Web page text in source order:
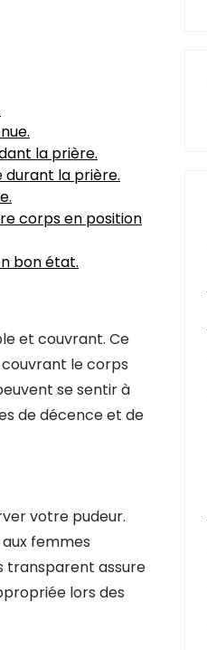
la prière.
durant la prière.
corps en position
bon état.
et couvrant. Ce
le corps
se sentir à
de décence et de
votre pudeur.
femmes
transparent assure
lors des